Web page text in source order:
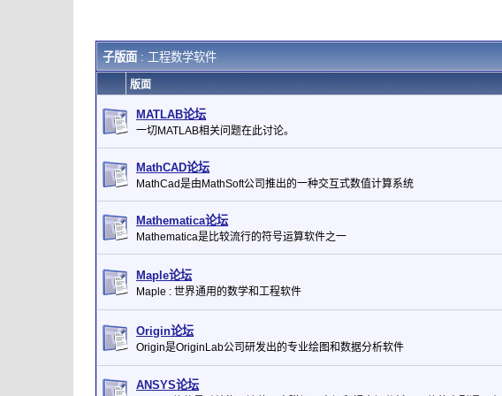
子版面: 工程数学软件
版面
MATLAB论坛
一切MATLAB相关问题在此讨论。
MathCAD论坛
MathCad是由MathSoft公司推出的一种交互式数值计算系统
Mathematica论坛
Mathematica是比较流行的符号运算软件之一
Maple论坛
Maple : 世界通用的数学和工程软件
Origin论坛
Origin是OriginLab公司研发出的专业绘图和数据分析软件
ANSYS论坛